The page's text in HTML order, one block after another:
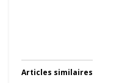
Articles similaires